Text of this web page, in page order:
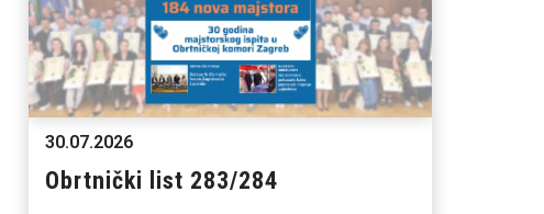
30.07.2026
Obrtnički list 283/284